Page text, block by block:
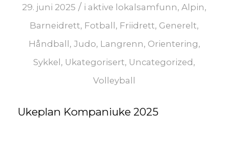
29. juni 2025 / i aktive lokalsamfunn,Alpin,
Barneidrett, Fotball , Friidrett, Generelt,
Håndball , Judo, Langrenn, Orientering,
Sykkel , Ukategorisert, Uncategorized ,
Volleyball
Ukeplan Kompaniuke 2025